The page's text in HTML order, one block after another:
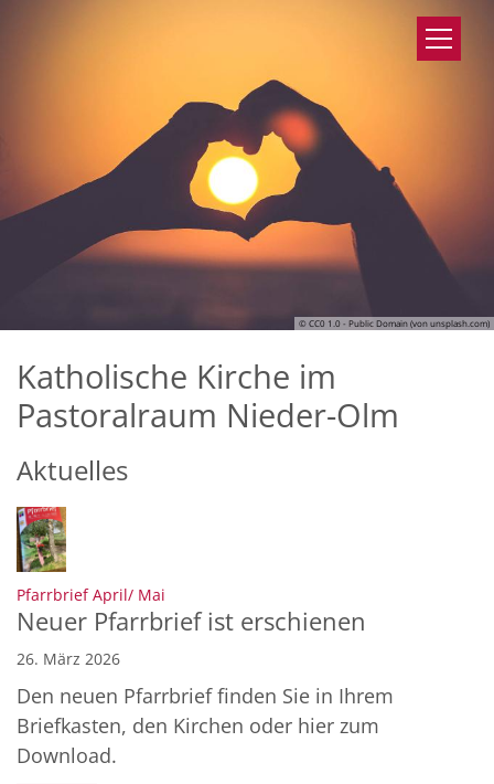
© CC0 1.0 - Public Domain (von unsplash.com)
Katholische Kirche im
Pastoralraum Nieder-Olm
Aktuelles
Pfarrbrief April/ Mai
Neuer Pfarrbrief ist erschienen
26. März 2026
Den neuen Pfarrbrief finden Sie in Ihrem
Briefkasten, den Kirchen oder hier zum
Download.